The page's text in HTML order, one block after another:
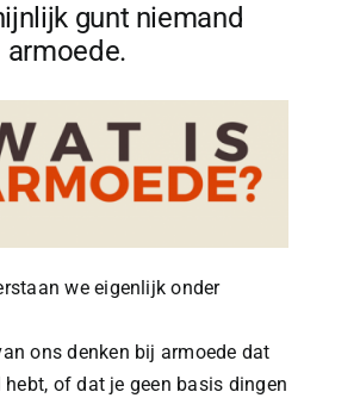
gunt niemand
armoede.
we eigenlijk onder
ons denken bij armoede dat
hebt, of dat je geen basis dingen